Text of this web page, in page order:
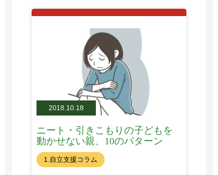
2018.10.18
ニート・引きこもりの子どもを
動かせない親、10のパターン
1.自立支援コラム